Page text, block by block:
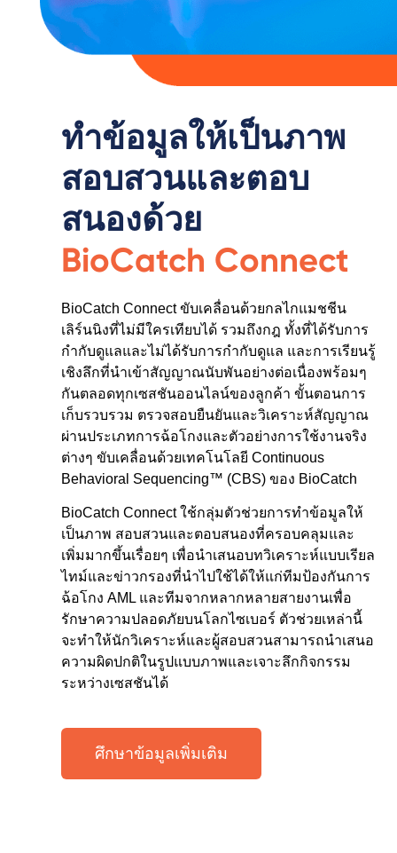
ทำข้อมูลให้เป็นภาพ
สอบสวนและตอบ
สนองด้วย
BioCatch Connect
BioCatch Connect ขับเคลื่อนด้วยกลไกแมชชีน
เลิร์นนิงที่ไม่มีใครเทียบได้ รวมถึงกฎ ทั้งที่ได้รับการ
กำกับดูแลและไม่ได้รับการกำกับดูแล และการเรียนรู้
เชิงลึกที่นำเข้าสัญญาณนับพันอย่างต่อเนื่องพร้อมๆ
กันตลอดทุกเซสชันออนไลน์ของลูกค้า ขั้นตอนการ
เก็บรวบรวม ตรวจสอบยืนยันและวิเคราะห์สัญญาณ
ผ่านประเภทการฉ้อโกงและตัวอย่างการใช้งานจริง
ต่างๆ ขับเคลื่อนด้วยเทคโนโลยี Continuous
Behavioral Sequencing™ (CBS) ของ BioCatch
BioCatch Connect ใช้กลุ่มตัวช่วยการทำข้อมูลให้
เป็นภาพ สอบสวนและตอบสนองที่ครอบคลุมและ
เพิ่มมากขึ้นเรื่อยๆ เพื่อนำเสนอบทวิเคราะห์แบบเรียล
ไทม์และข่าวกรองที่นำไปใช้ได้ให้แก่ทีมป้องกันการ
ฉ้อโกง AML และทีมจากหลากหลายสายงานเพื่อ
รักษาความปลอดภัยบนโลกไซเบอร์ ตัวช่วยเหล่านี้
จะทำให้นักวิเคราะห์และผู้สอบสวนสามารถนำเสนอ
ความผิดปกติในรูปแบบภาพและเจาะลึกกิจกรรม
ระหว่างเซสชันได้
ศึกษาข้อมูลเพิ่มเติม